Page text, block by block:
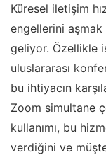
Küresel iletişim
engellerini
geliyor. Özellikle
uluslararası
bu ihtiyacın
Zoom simultane
kullanımı, bu
verdiğini ve